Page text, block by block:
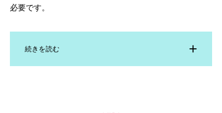
必要です。
続きを読む